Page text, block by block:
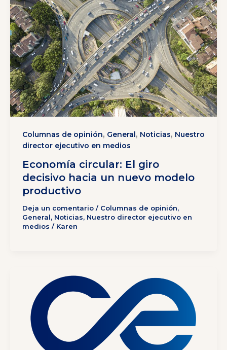
Columnas de opinión, General , Noticias, Nuestro
director ejecutivo en medios
Economía circular: El giro
decisivo hacia un nuevo modelo
productivo
Deja un comentario / Columnas de opinión,
General, Noticias, Nuestro director ejecutivo en
medios / Karen